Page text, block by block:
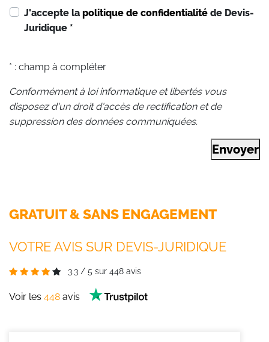
J'accepte la politique de confidentialité de Devis-
Juridique *
* : champ à compléter
Conformément à loi informatique et libertés vous
disposez d'un droit d'accès de rectification et de
suppression des données communiquées.
Envoyer
GRATUIT & SANS ENGAGEMENT
VOTRE AVIS SUR DEVIS-JURIDIQUE
3.3 / 5 sur 448 avis
Voir les 448 avis